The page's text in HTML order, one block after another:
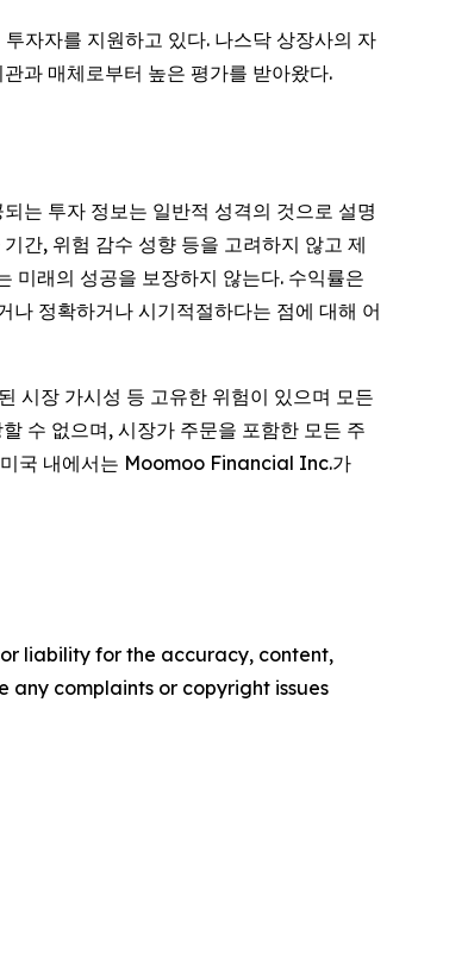
자자를 지원하고 있다. 나스닥 상장사의 자
과 매체로부터 높은 평가를 받아왔다.
는 투자 정보는 일반적 성격의 것으로 설명
간, 위험 감수 성향 등을 고려하지 않고 제
미래의 성공을 보장하지 않는다. 수익률은
정확하거나 시기적절하다는 점에 대해 어
시장 가시성 등 고유한 위험이 있으며 모든
수 없으며, 시장가 주문을 포함한 모든 주
국 내에서는 Moomoo Financial Inc.가
liability for the accuracy, content,
any complaints or copyright issues